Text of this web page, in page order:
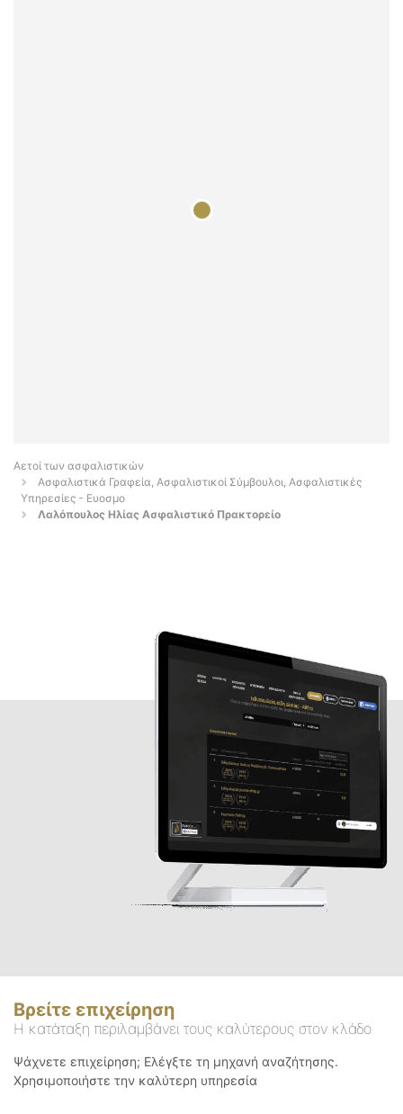
Αετοί των ασφαλιστικών
Ασφαλιστικά Γραφεία, Ασφαλιστικοί Σύμβουλοι, Ασφαλιστικές
Υπηρεσίες - Ευοσμο
Λαλόπουλος Ηλίας Ασφαλιστικό Πρακτορείο
Βρείτε επιχείρηση
Η κατάταξη περιλαμβάνει τους καλύτερους στον κλάδο
Ψάχνετε επιχείρηση; Ελέγξτε τη μηχανή αναζήτησης.
Χρησιμοποιήστε την καλύτερη υπηρεσία